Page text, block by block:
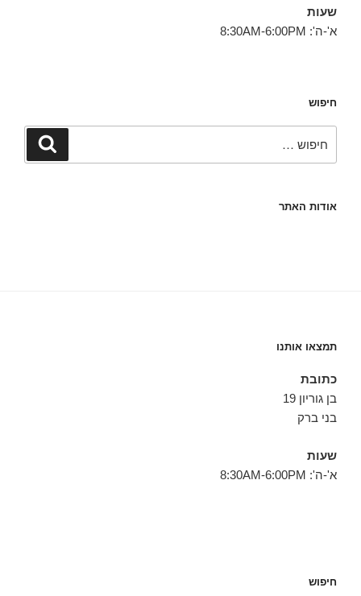
שעות
א'-ה': 8:30AM-6:00PM
חיפוש
חיפוש
אודות האתר
תמצאו אותנו
כתובת
בן גוריון 19
בני ברק
שעות
א'-ה': 8:30AM-6:00PM
חיפוש